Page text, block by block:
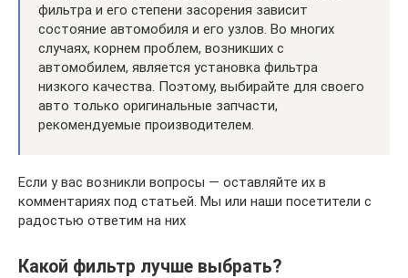
фильтра и его степени засорения зависит
состояние автомобиля и его узлов. Во многих
случаях, корнем проблем, возникших с
автомобилем, является установка фильтра
низкого качества. Поэтому, выбирайте для своего
авто только оригинальные запчасти,
рекомендуемые производителем.
Если у вас возникли вопросы — оставляйте их в
комментариях под статьей. Мы или наши посетители с
радостью ответим на них
Какой фильтр лучше выбрать?